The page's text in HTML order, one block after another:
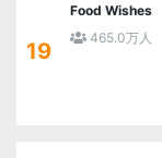
19
Food Wishes
465.0万人